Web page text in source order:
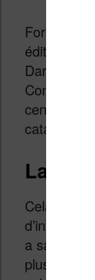
Fort d’un
éditeurs
Dark
Comics,
centaines
catalogue
La fin
Cela fait
d’intégrer
a sa
plusieurs